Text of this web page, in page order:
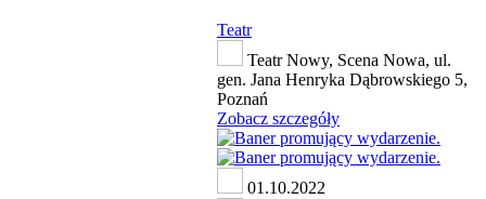
Teatr
Teatr Nowy, Scena Nowa, ul.
gen. Jana Henryka Dąbrowskiego 5,
Poznań
Zobacz szczegóły
01.10.2022